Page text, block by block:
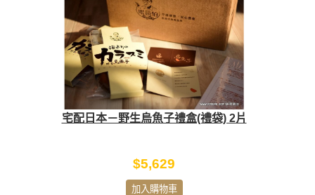
宅配日本－野生烏魚子禮盒(禮袋) 2片
$5,629
加入購物車